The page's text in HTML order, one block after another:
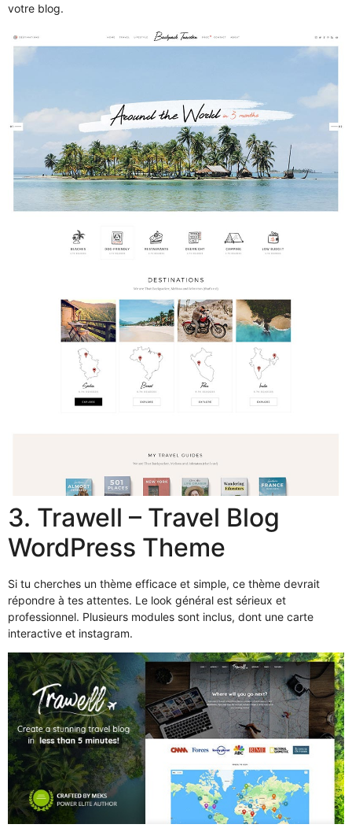
votre blog.
3. Trawell – Travel Blog
WordPress Theme
Si tu cherches un thème efficace et simple, ce thème devrait
répondre à tes attentes. Le look général est sérieux et
professionnel. Plusieurs modules sont inclus, dont une carte
interactive et instagram.